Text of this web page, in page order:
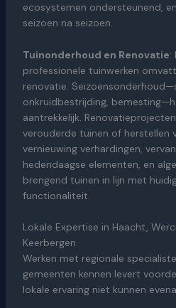
ecosystemen ondersteunend,
seizoen na seizoen.
Tuinonderhoud en Renovatie:
professionele tuinwerken
renovatie.
onkruidbestrijding,
aantrekkelijk.
verouderde tuinen of herstellen
vernieuwing verhardingen,
hedendaagse elementen, en
brengend tuinen in lijn met
functionaliteit.
Lokale Expertise in Haacht,
Keerbergen
Werken met regionale
gemeenten kennen levert
lokale ervaring niet kunnen